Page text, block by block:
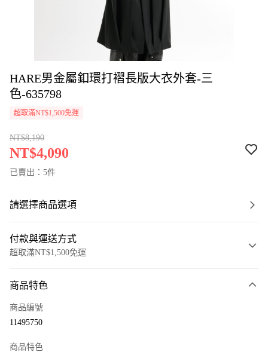
HARE男金屬釦環打褶長版大衣外套-三
色-635798
超取滿NT$1,500免運
NT$8,190
NT$4,090
已賣出：5件
請選擇商品選項
付款與運送方式
超取滿NT$1,500免運
信用卡一次付款
商品特色
商品編號
11495750
商品特色